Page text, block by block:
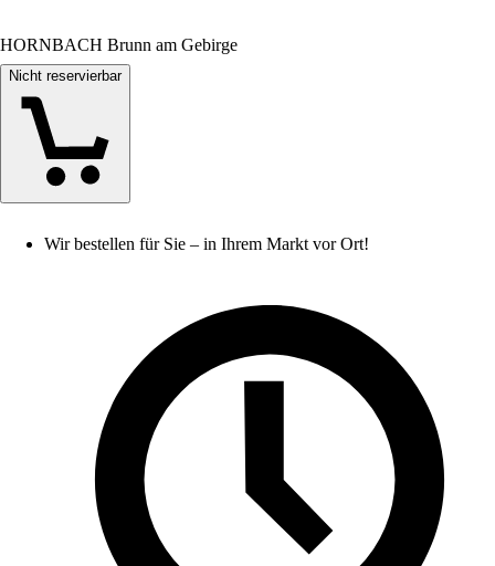
HORNBACH Brunn am Gebirge
Nicht reservierbar
Wir bestellen für Sie – in Ihrem Markt vor Ort!